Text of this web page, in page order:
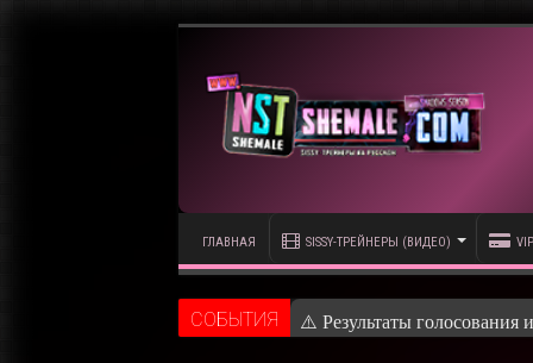
ГЛАВНАЯ SISSY-ТРЕЙНЕРЫ (ВИДЕО)
CОБЫТИЯ ⚠️ Кадры из предс